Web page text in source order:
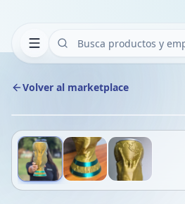
Volver al marketplace
1/3